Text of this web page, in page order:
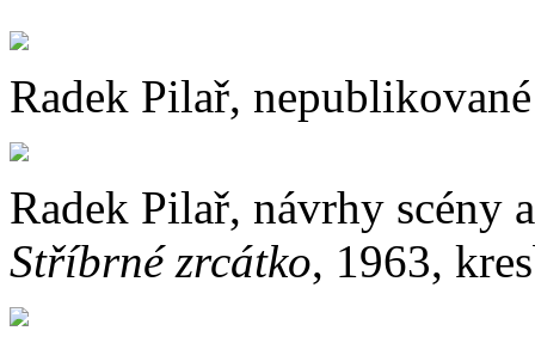
Radek Pilař,
Radek Pilař, návrhy scény
Stříbrné zrcátko, 1963,